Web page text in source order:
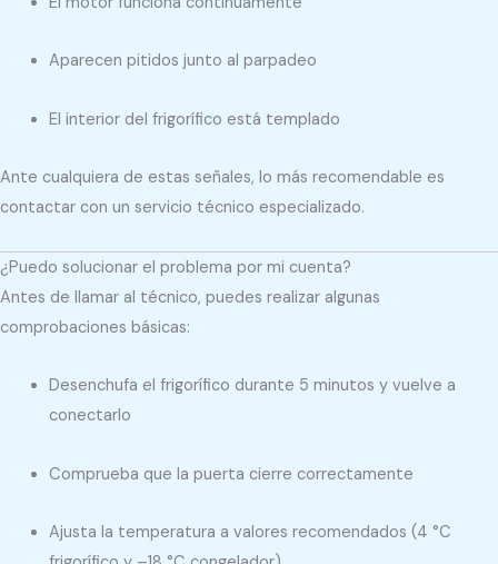
Aparecen pitidos junto al parpadeo
El interior del frigorífico está templado
Ante cualquiera de estas señales, lo más recomendable es
contactar con un servicio técnico especializado.
¿Puedo solucionar el problema por mi cuenta?
Antes de llamar al técnico, puedes realizar algunas
comprobaciones básicas:
Desenchufa el frigorífico durante 5 minutos y vuelve a
conectarlo
Comprueba que la puerta cierre correctamente
Ajusta la temperatura a valores recomendados (4 °C